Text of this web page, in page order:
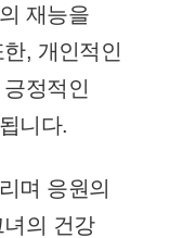
재능을
, 개인적인
정적인
니다.
며 응원의
의 건강